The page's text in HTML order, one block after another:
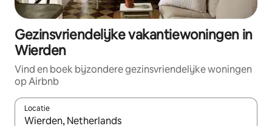
Gezinsvriendelijke vakantiewoningen in
Wierden
Vind en boek bijzondere gezinsvriendelijke woningen
op Airbnb
Locatie
Wanneer er suggesties beschikbaar zijn, maak je een keuze